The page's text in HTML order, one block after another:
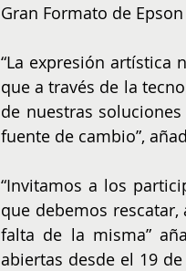
Gran Formato de
“La expresión artística
que a través de la
de nuestras
fuente de cambio”,
“Invitamos a los
que debemos
falta de la misma”
abiertas desde el 19